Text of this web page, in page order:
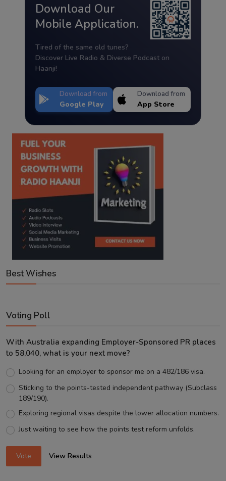
Download Our
Mobile Application.
Tired of the same old tunes?
Discover Live Radio & Diverse Podcast on
Haanji!
Download from
Google Play
Download from
App Store
Best Wishes
Voting Poll
With Australia expanding Employer-Sponsored PR places
to 58,040, what is your next move?
Looking for an employer to sponsor me on a 482/186 visa.
Sticking to the points-tested independent pathway (Subclass
189/190).
Exploring regional visas despite the lower allocation numbers.
Just waiting to see how the points test reform unfolds.
Vote View Results